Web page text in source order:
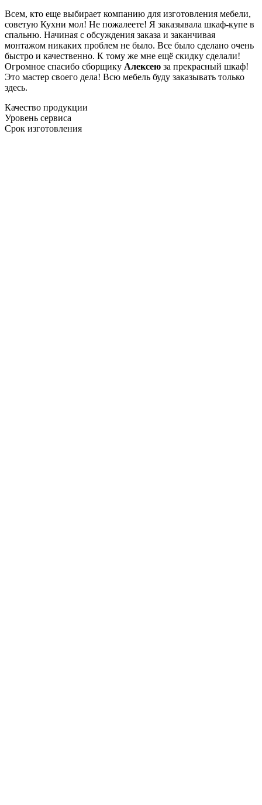
Всем, кто еще выбирает компанию для изготовления мебели,
советую Кухни мол! Не пожалеете! Я заказывала шкаф-купе в
спальню. Начиная с обсуждения заказа и заканчивая
монтажом никаких проблем не было. Все было сделано очень
быстро и качественно. К тому же мне ещё скидку сделали!
Огромное спасибо сборщику Алексею за прекрасный шкаф!
Это мастер своего дела! Всю мебель буду заказывать только
здесь.
Качество продукции
Уровень сервиса
Срок изготовления